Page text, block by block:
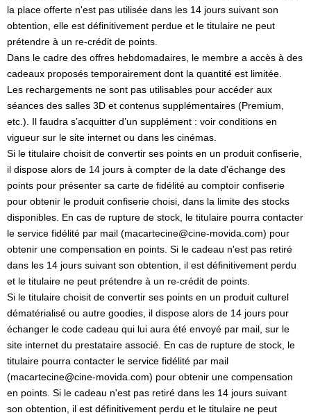
la place offerte n'est pas utilisée dans les 14 jours suivant son
obtention, elle est définitivement perdue et le titulaire ne peut
prétendre à un re-crédit de points.
Dans le cadre des offres hebdomadaires, le membre a accès à des
cadeaux proposés temporairement dont la quantité est limitée.
Les rechargements ne sont pas utilisables pour accéder aux
séances des salles 3D et contenus supplémentaires (Premium,
etc.). Il faudra s’acquitter d’un supplément : voir conditions en
vigueur sur le site internet ou dans les cinémas.
Si le titulaire choisit de convertir ses points en un produit confiserie,
il dispose alors de 14 jours à compter de la date d'échange des
points pour présenter sa carte de fidélité au comptoir confiserie
pour obtenir le produit confiserie choisi, dans la limite des stocks
disponibles. En cas de rupture de stock, le titulaire pourra contacter
le service fidélité par mail (macartecine@cine-movida.com) pour
obtenir une compensation en points. Si le cadeau n'est pas retiré
dans les 14 jours suivant son obtention, il est définitivement perdu
et le titulaire ne peut prétendre à un re-crédit de points.
Si le titulaire choisit de convertir ses points en un produit culturel
dématérialisé ou autre goodies, il dispose alors de 14 jours pour
échanger le code cadeau qui lui aura été envoyé par mail, sur le
site internet du prestataire associé. En cas de rupture de stock, le
titulaire pourra contacter le service fidélité par mail
(macartecine@cine-movida.com) pour obtenir une compensation
en points. Si le cadeau n'est pas retiré dans les 14 jours suivant
son obtention, il est définitivement perdu et le titulaire ne peut